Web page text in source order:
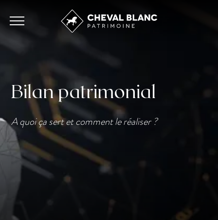
Bilan patrimonial
A quoi ça sert et comment le réaliser ?